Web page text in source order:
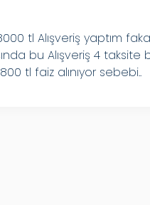
tl Alışveriş yaptım
bu Alışveriş 4
tl faiz alınıyor sebebi..